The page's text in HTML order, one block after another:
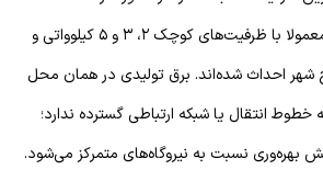
وی افزود: این نیروگاه‌ها معمولا با ظرفیت‌های کوچک ۲، ۳ و ۵ کیلوواتی و
شهر احداث شده‌اند. برق تولیدی در همان محل
انتقال یا شبکه ارتباطی گسترده ندارد؛
بهره‌وری نسبت به نیروگاه‌های متمرکز می‌شود.